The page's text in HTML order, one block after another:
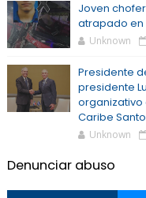
Joven
atrapado
Unknown
Presidente
presidente
organizativo
Caribe
Unknown
Denunciar abuso